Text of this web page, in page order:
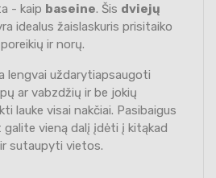
- kaip baseine. Šis dviejų
idealus žaislaskuris prisitaiko
ir norų.
lengvai uždarytiapsaugoti
ar vabzdžių ir be jokių
lauke visai nakčiai. Pasibaigus
vieną dalį įdėti į kitąkad
sutaupyti vietos.